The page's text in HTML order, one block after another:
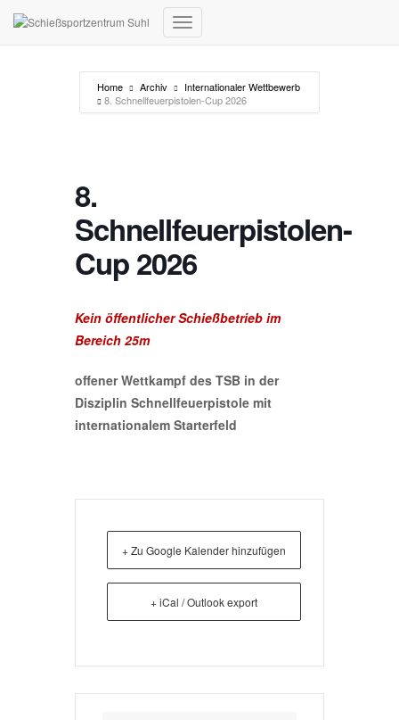
Navigation umschalten
Home Archiv
Internationaler Wettbewerb
8. Schnellfeuerpistolen-Cup 2026
8.
Schnellfeuerpistolen-
Cup 2026
Kein öffentlicher Schießbetrieb im
Bereich 25m
offener Wettkampf des TSB in der
Disziplin Schnellfeuerpistole mit
internationalem Starterfeld
+ Zu Google Kalender hinzufügen
+ iCal / Outlook export